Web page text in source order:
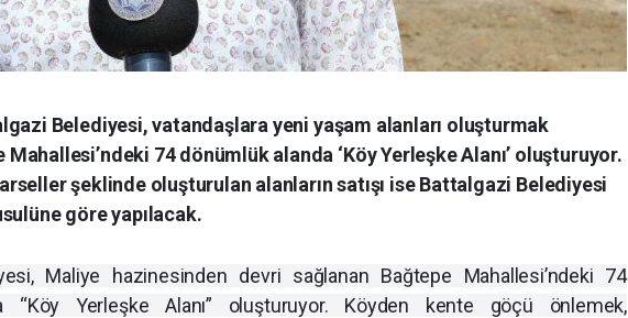
Belediyesi, vatandaşlara yeni yaşam alanları oluşturmak
Mahallesi’ndeki 74 dönümlük alanda ‘Köy Yerleşke Alanı’ oluşturuyor.
şeklinde oluşturulan alanların satışı ise Battalgazi Belediyesi
göre yapılacak.
Maliye hazinesinden devri sağlanan Bağtepe Mahallesi’ndeki 74
“Köy Yerleşke Alanı” oluşturuyor. Köyden kente göçü önlemek,